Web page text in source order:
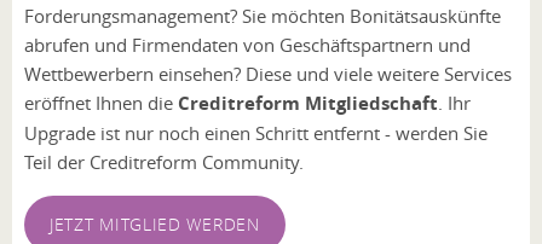
Forderungsmanagement? Sie möchten Bonitätsauskünfte
abrufen und Firmendaten von Geschäftspartnern und
Wettbewerbern einsehen? Diese und viele weitere Services
eröffnet Ihnen die Creditreform Mitgliedschaft . Ihr
Upgrade ist nur noch einen Schritt entfernt - werden Sie
Teil der Creditreform Community.
JETZT MITGLIED WERDEN